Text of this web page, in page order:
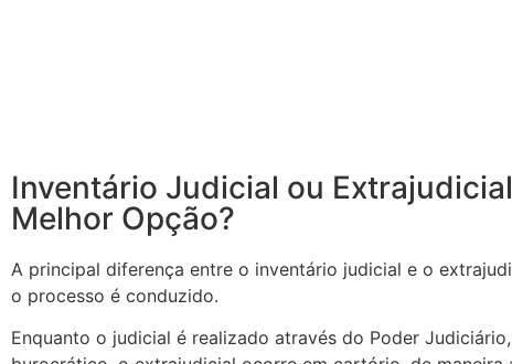
Inventário Judicial ou
Melhor Opção?
A principal diferença entre o inventário judicial e o
o processo é conduzido.
Enquanto o judicial é realizado através do Poder